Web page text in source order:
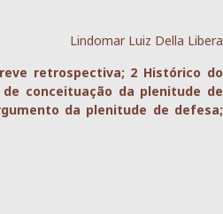
Lindomar Luiz Della Libera
retrospectiva; 2 Histórico do
conceituação da plenitude de
da plenitude de defesa;